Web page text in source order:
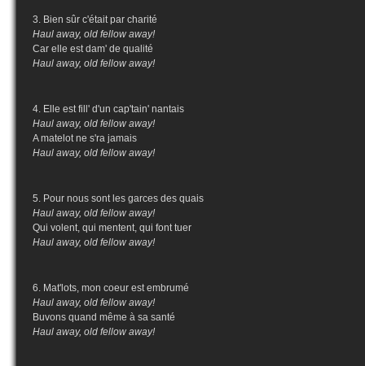
3. Bien sûr c'était par charité
Haul away, old fellow away!
Car elle est dam' de qualité
Haul away, old fellow away!
4. Elle est fill' d'un cap'tain' nantais
Haul away, old fellow away!
A matelot ne s'ra jamais
Haul away, old fellow away!
5. Pour nous sont les garces des quais
Haul away, old fellow away!
Qui volent, qui mentent, qui font tuer
Haul away, old fellow away!
6. Mat'lots, mon coeur est embrumé
Haul away, old fellow away!
Buvons quand même à sa santé
Haul away, old fellow away!